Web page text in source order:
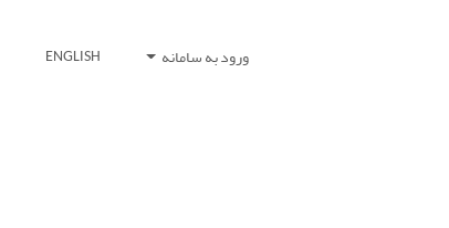
ورود به سامانه ENGLISH